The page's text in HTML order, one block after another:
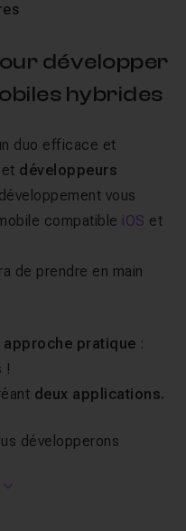
développer
hybrides
duo efficace et
et développeurs
vous
compatible iOS et
de prendre en main
approche pratique :
!
deux applications.
développerons